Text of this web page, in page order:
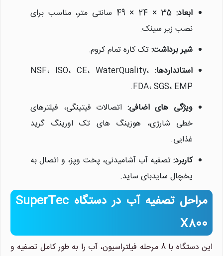
ابعاد:
35 × 24 × 49 سانتی متر، مناسب برای
نصب زیر سینک.
شیر برداشت:تک کاره تمام کروم.
استانداردها: NSF، ISO، CE، WaterQuality،
FDA، SGS، EMP.
ویژگی های اضافی: اتصالات فیتینگی، فیلترهای
خطی شارژی، هوزینگ های تک اورینگ گرید
غذایی.
کاربرد:تصفیه آب آشامیدنی، پخت وپز، و اتصال به
یخچال سایدبای ساید.
مراحل تصفیه آب در دستگاه SuperTec
X800
این دستگاه با 8 مرحله فیلتراسیون، آب را به طور کامل تصفیه و